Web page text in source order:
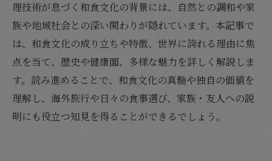
理技術が息づく和食文化の背景には、自然との調和や家
族や地域社会との深い関わりが隠れています。本記事で
は、和食文化の成り立ちや特徴、世界に誇れる理由に焦
点を当て、歴史や健康面、多様な魅力を詳しく解説しま
す。読み進めることで、和食文化の真髄や独自の価値を
理解し、海外旅行や日々の食事選び、家族・友人への説
明にも役立つ知見を得ることができるでしょう。